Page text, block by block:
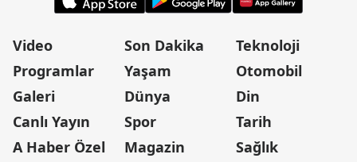
Video
Programlar
Galeri
Canlı Yayın
A Haber Özel
Son Dakika
Yaşam
Dünya
Spor
Magazin
Teknoloji
Otomobil
Din
Tarih
Sağlık